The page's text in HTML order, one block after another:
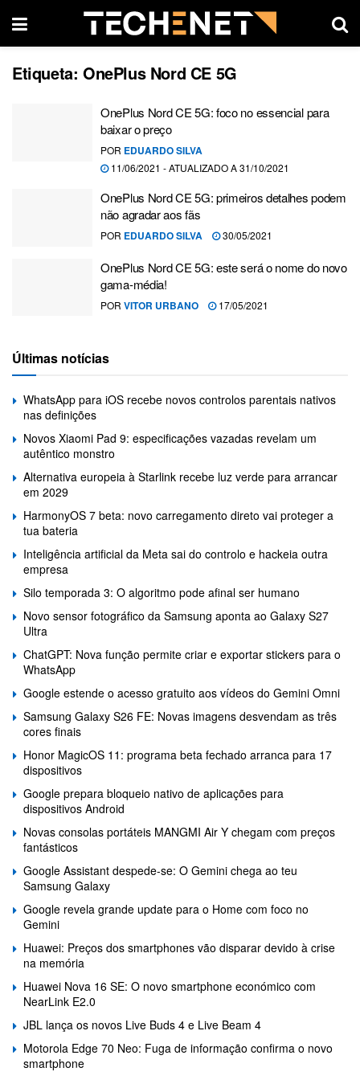
Etiqueta: OnePlus Nord CE 5G
OnePlus Nord CE 5G: foco no essencial para
baixar o preço
POR EDUARDO SILVA
11/06/2021 - ATUALIZADO A 31/10/2021
OnePlus Nord CE 5G: primeiros detalhes podem
não agradar aos fãs
POR EDUARDO SILVA 30/05/2021
OnePlus Nord CE 5G: este será o nome do novo
gama-média!
POR VITOR URBANO 17/05/2021
Últimas notícias
WhatsApp para iOS recebe novos controlos parentais nativos
nas definições
Novos Xiaomi Pad 9: especificações vazadas revelam um
autêntico monstro
Alternativa europeia à Starlink recebe luz verde para arrancar
em 2029
HarmonyOS 7 beta: novo carregamento direto vai proteger a
tua bateria
Inteligência artificial da Meta sai do controlo e hackeia outra
empresa
Silo temporada 3: O algoritmo pode afinal ser humano
Novo sensor fotográfico da Samsung aponta ao Galaxy S27
Ultra
ChatGPT: Nova função permite criar e exportar stickers para o
WhatsApp
Google estende o acesso gratuito aos vídeos do Gemini Omni
Samsung Galaxy S26 FE: Novas imagens desvendam as três
cores finais
Honor MagicOS 11: programa beta fechado arranca para 17
dispositivos
Google prepara bloqueio nativo de aplicações para
dispositivos Android
Novas consolas portáteis MANGMI Air Y chegam com preços
fantásticos
Google Assistant despede-se: O Gemini chega ao teu
Samsung Galaxy
Google revela grande update para o Home com foco no
Gemini
Huawei: Preços dos smartphones vão disparar devido à crise
na memória
Huawei Nova 16 SE: O novo smartphone económico com
NearLink E2.0
JBL lança os novos Live Buds 4 e Live Beam 4
Motorola Edge 70 Neo: Fuga de informação confirma o novo
smartphone